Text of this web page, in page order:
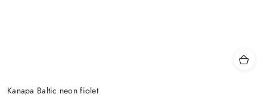
Kanapa Baltic neon fiolet